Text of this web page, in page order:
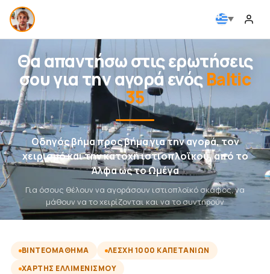
Θα απαντήσω στις ερωτήσεις
σου για την αγορά ενόςBaltic
35
Οδηγός βήμα προς βήμα για την αγορά, τον
χειρισμό και την κατοχή ιστιοπλοϊκού, από το
Άλφα ως το Ωμέγα
Για όσους θέλουν να αγοράσουν ιστιοπλοϊκό σκάφος, να
μάθουν να το χειρίζονται και να το συντηρούν
ΒΙΝΤΕΟΜΆΘΗΜΑ
ΛΈΣΧΗ 1000 ΚΑΠΕΤΆΝΙΩΝ
ΧΆΡΤΗΣ ΕΛΛΙΜΕΝΙΣΜΟΎ